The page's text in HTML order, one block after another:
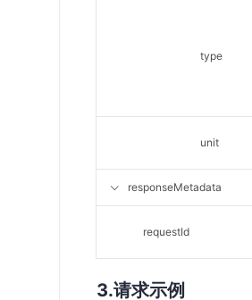
type
unit
responseMetadata
requestId
请求示例